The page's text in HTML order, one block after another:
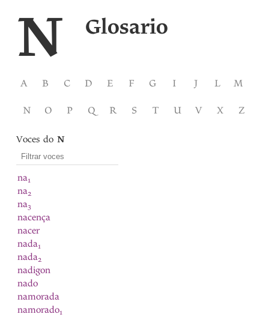
N Glosario
A B C D E F G I J L M
N O P Q R S T U V X Z
Voces doN
na1
na2
na3
nacença
nacer
nada1
nada2
nadigon
nado
namorada
namorado1